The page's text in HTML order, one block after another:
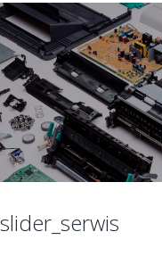
slider_serwis